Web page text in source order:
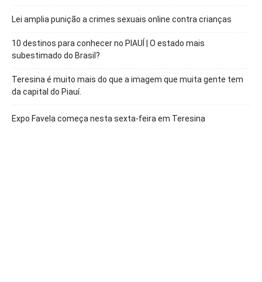
Lei amplia punição a crimes sexuais online contra crianças
10 destinos para conhecer no PIAUÍ | O estado mais
subestimado do Brasil?
Teresina é muito mais do que a imagem que muita gente tem
da capital do Piauí.
Expo Favela começa nesta sexta-feira em Teresina